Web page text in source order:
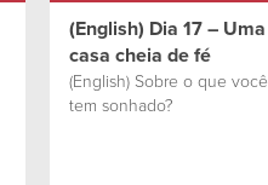
(English) Dia 17 – Uma
casa cheia de fé
(English) Sobre o que você
tem sonhado?